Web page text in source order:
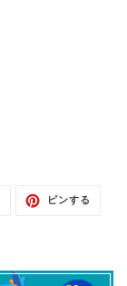
LINE
ピンする